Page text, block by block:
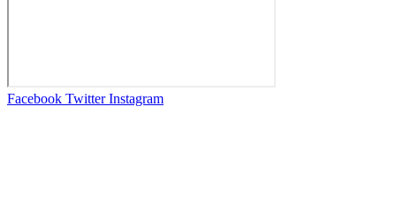
Facebook Twitter Instagram